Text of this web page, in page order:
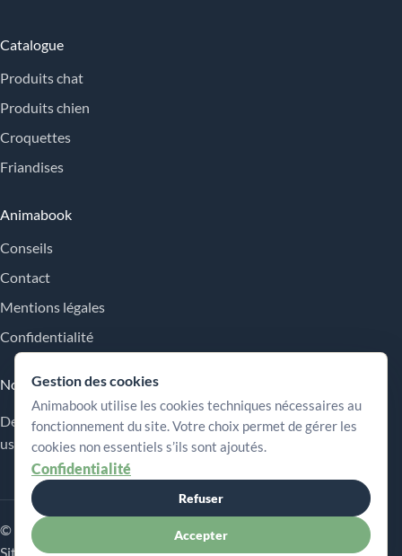
Catalogue
Produits chat
Produits chien
Croquettes
Friandises
Animabook
Conseils
Contact
Mentions légales
Confidentialité
Nos engagements
Des repères simples pour comparer les offres, comprendre les
usages et choisir plus sereinement.
© 2026 Animabook
Sitemap
Gestion des cookies
Animabook utilise les cookies techniques nécessaires au
fonctionnement du site. Votre choix permet de gérer les
cookies non essentiels s’ils sont ajoutés.
Confidentialité
Refuser
Accepter